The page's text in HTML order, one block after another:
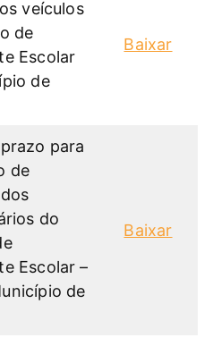
veículos
de
Escolar
de
Baixar
para
de
do
Escolar –
de
Baixar